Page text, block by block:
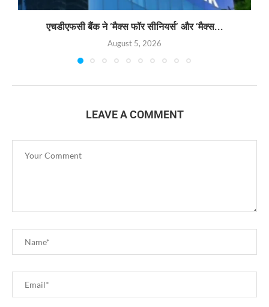
एचडीएफसी बैंक ने ‘मैक्स फॉर सीनियर्स’ और ‘मैक्स...
August 5, 2026
LEAVE A COMMENT